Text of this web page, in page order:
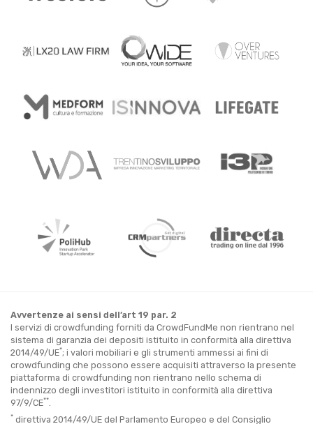
Avvertenze ai sensi dell’art 19 par. 2
I servizi di crowdfunding forniti da CrowdFundMe non rientrano nel
sistema di garanzia dei depositi istituito in conformità alla direttiva
2014/49/UE*; i valori mobiliari e gli strumenti ammessi ai fini di
crowdfunding che possono essere acquisiti attraverso la presente
piattaforma di crowdfunding non rientrano nello schema di
indennizzo degli investitori istituito in conformità alla direttiva
97/9/CE**
* direttiva 2014/49/UE del Parlamento Europeo e del Consiglio